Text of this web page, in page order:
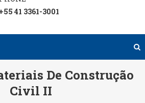
+55 41 3361-3001
De Construção
Civil II